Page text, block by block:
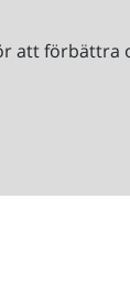
att förbättra